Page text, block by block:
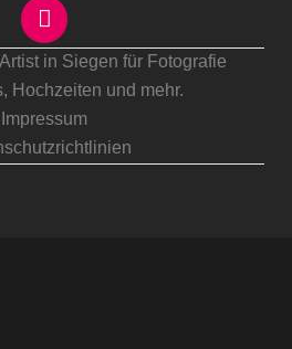
in Siegen für Fotografie
Hochzeiten und mehr.
Impressum